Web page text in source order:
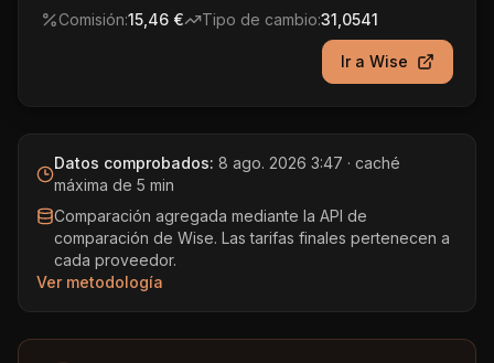
Comisión:15,46 € Tipo de cambio:31,0541
Ir a Wise
Datos comprobados: 8 ago. 2026 3:47 · caché
máxima de 5 min
Comparación agregada mediante la API de
comparación de Wise. Las tarifas finales pertenecen a
cada proveedor.
Ver metodología